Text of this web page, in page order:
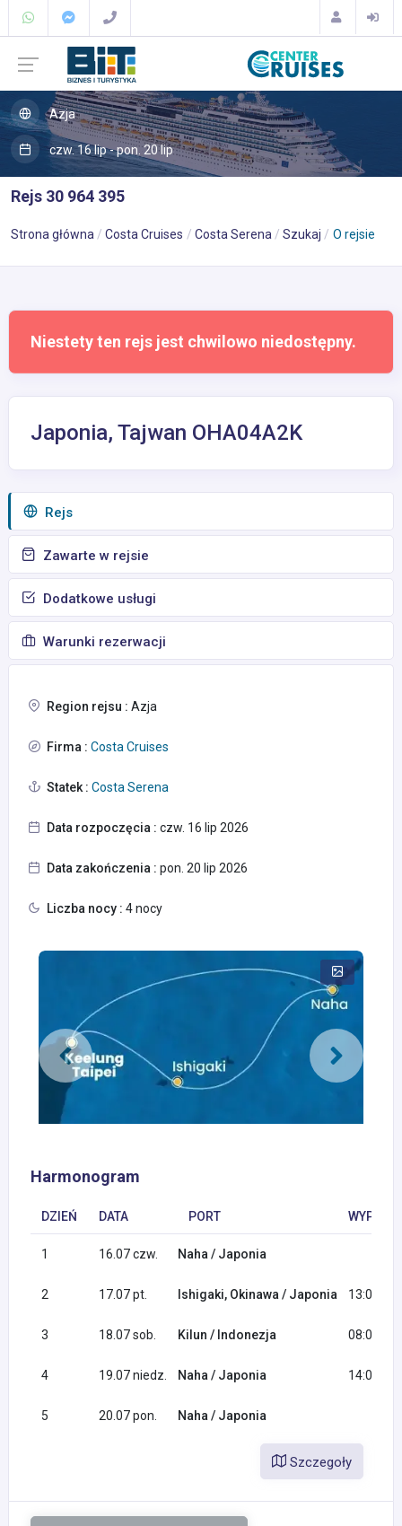
Azja
czw. 16 lip - pon. 20 lip
Rejs 30 964 395
Strona główna Costa Cruises Costa Serena Szukaj O rejsie
Niestety ten rejs jest chwilowo niedostępny.
Japonia, Tajwan OHA04A2K
Rejs
Zawarte w rejsie
Dodatkowe usługi
Warunki rezerwacji
Region rejsu : Azja
Firma : Costa Cruises
Statek : Costa Serena
Data rozpoczęcia : czw. 16 lip 2026
Data zakończenia : pon. 20 lip 2026
Liczba nocy : 4 nocy
Harmonogram
DZIEŃ DATA PORT
1 16.07 czw. Naha / Japonia
2 17.07 pt. Ishigaki, Okinawa / Japonia 13:00
3 18.07 sob. Kilun / Indonezja 08:00
4 19.07 niedz. Naha / Japonia 14:00
5 20.07 pon. Naha / Japonia
Szczegoły